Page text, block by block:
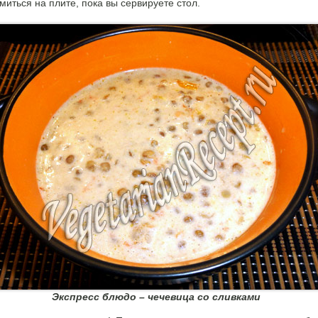
на плите, пока вы сервируете стол.
Экспресс блюдо – чечевица со сливками